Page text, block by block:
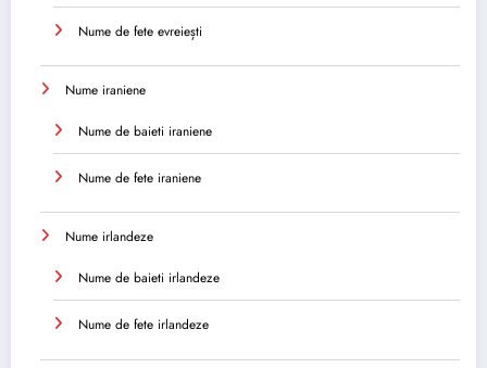
Nume de fete evreiești
Nume iraniene
Nume de baieti iraniene
Nume de fete iraniene
Nume irlandeze
Nume de baieti irlandeze
Nume de fete irlandeze